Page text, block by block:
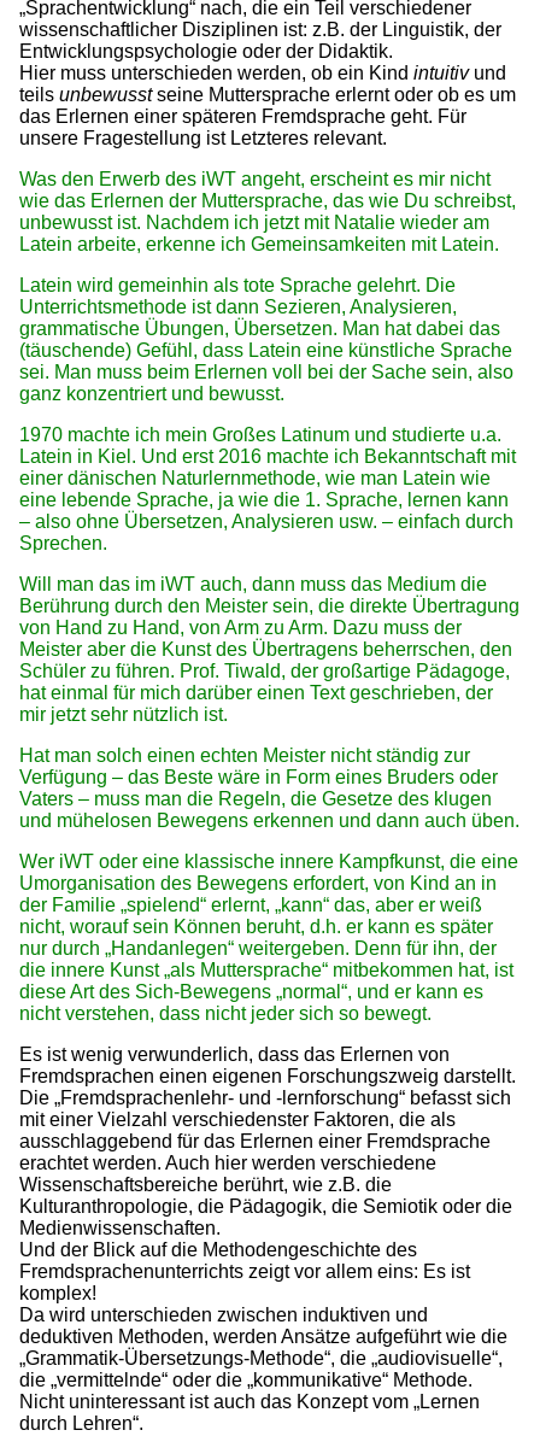
„Sprachentwicklung“ nach, die ein Teil verschiedener
wissenschaftlicher Disziplinen ist: z.B. der Linguistik, der
Entwicklungspsychologie oder der Didaktik.
Hier muss unterschieden werden, ob ein Kind intuitivund
teils unbewusstseine Muttersprache erlernt oder ob es um
das Erlernen einer späteren Fremdsprache geht. Für
unsere Fragestellung ist Letzteres relevant.
Was den Erwerb des iWT angeht, erscheint es mir nicht
wie das Erlernen der Muttersprache, das wie Du schreibst,
unbewusst ist. Nachdem ich jetzt mit Natalie wieder am
Latein arbeite, erkenne ich Gemeinsamkeiten mit Latein.
Latein wird gemeinhin als tote Sprache gelehrt. Die
Unterrichtsmethode ist dann Sezieren, Analysieren,
grammatische Übungen, Übersetzen. Man hat dabei das
(täuschende) Gefühl, dass Latein eine künstliche Sprache
sei. Man muss beim Erlernen voll bei der Sache sein, also
ganz konzentriert und bewusst.
1970 machte ich mein Großes Latinum und studierte u.a.
Latein in Kiel. Und erst 2016 machte ich Bekanntschaft mit
einer dänischen Naturlernmethode, wie man Latein wie
eine lebende Sprache, ja wie die 1. Sprache, lernen kann
– also ohne Übersetzen, Analysieren usw. – einfach durch
Sprechen.
Will man das im iWT auch, dann muss das Medium die
Berührung durch den Meister sein, die direkte Übertragung
von Hand zu Hand, von Arm zu Arm. Dazu muss der
Meister aber die Kunst des Übertragens beherrschen, den
Schüler zu führen. Prof. Tiwald, der großartige Pädagoge,
hat einmal für mich darüber einen Text geschrieben, der
mir jetzt sehr nützlich ist.
Hat man solch einen echten Meister nicht ständig zur
Verfügung – das Beste wäre in Form eines Bruders oder
Vaters – muss man die Regeln, die Gesetze des klugen
und mühelosen Bewegens erkennen und dann auch üben.
Wer iWT oder eine klassische innere Kampfkunst, die eine
Umorganisation des Bewegens erfordert, von Kind an in
der Familie „spielend“ erlernt, „kann“ das, aber er weiß
nicht, worauf sein Können beruht, d.h. er kann es später
nur durch „Handanlegen“ weitergeben. Denn für ihn, der
die innere Kunst „als Muttersprache“ mitbekommen hat, ist
diese Art des Sich-Bewegens „normal“, und er kann es
nicht verstehen, dass nicht jeder sich so bewegt.
Es ist wenig verwunderlich, dass das Erlernen von
Fremdsprachen einen eigenen Forschungszweig darstellt.
Die „Fremdsprachenlehr- und -lernforschung“ befasst sich
mit einer Vielzahl verschiedenster Faktoren, die als
ausschlaggebend für das Erlernen einer Fremdsprache
erachtet werden. Auch hier werden verschiedene
Wissenschaftsbereiche berührt, wie z.B. die
Kulturanthropologie, die Pädagogik, die Semiotik oder die
Medienwissenschaften.
Und der Blick auf die Methodengeschichte des
Fremdsprachenunterrichts zeigt vor allem eins: Es ist
komplex!
Da wird unterschieden zwischen induktiven und
deduktiven Methoden, werden Ansätze aufgeführt wie die
„Grammatik-Übersetzungs-Methode“, die „audiovisuelle“,
die „vermittelnde“ oder die „kommunikative“ Methode.
Nicht uninteressant ist auch das Konzept vom „Lernen
durch Lehren“.